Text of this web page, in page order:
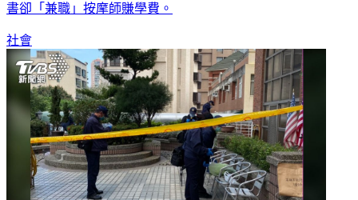
書卻「兼職」按摩師賺學費。
社會